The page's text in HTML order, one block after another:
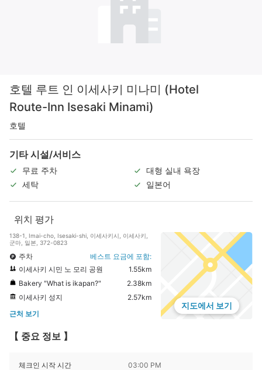
호텔 루트 인 이세사키 미나미 (Hotel
Route-Inn Isesaki Minami)
호텔
기타 시설/서비스
무료 주차
대형 실내 욕장
세탁
일본어
위치 평가
138-1, Imai-cho, Isesaki-shi, 이세사키시, 이세사키,
군마, 일본, 372-0823
주차
베스트 요금에 포함:
이세사키 시민 노 모리 공원
1.55km
Bakery "What is ikapan?"
2.38km
이세사키 성지
2.57km
근처 보기
지도에서 보기
【 중요 정보 】
체크인 시작 시간 03:00 PM